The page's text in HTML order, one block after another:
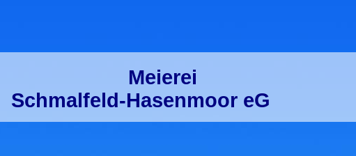
Meierei
Schmalfeld-Hasenmoor eG